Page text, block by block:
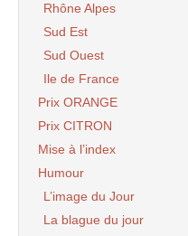
Rhône Alpes
Sud Est
Sud Ouest
Ile de France
Prix ORANGE
Prix CITRON
Mise à l’index
Humour
L’image du Jour
La blague du jour